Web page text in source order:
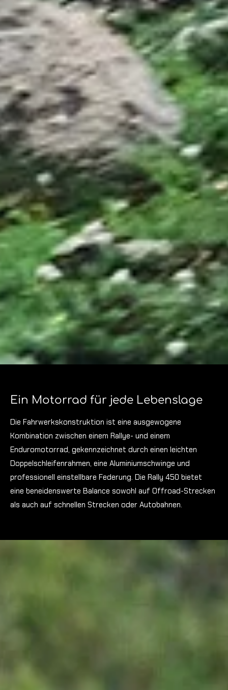
Ein Motorrad für jede Lebenslage
Die Fahrwerkskonstruktion ist eine ausgewogene
Kombination zwischen einem Rallye- und einem
Enduromotorrad, gekennzeichnet durch einen leichten
Doppelschleifenrahmen, eine Aluminiumschwinge und
professionell einstellbare Federung. Die Rally 450 bietet
eine beneidenswerte Balance sowohl auf Offroad-Strecken
als auch auf schnellen Strecken oder Autobahnen.